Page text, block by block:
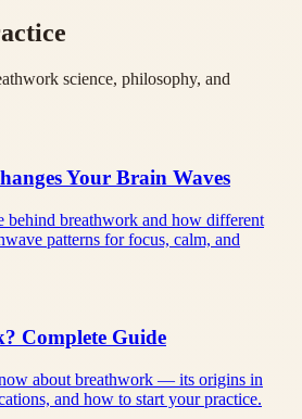
science, philosophy, and
Your Brain Waves
behind breathwork and how different
patterns for focus, calm, and
Complete Guide
about breathwork — its origins in
and how to start your practice.